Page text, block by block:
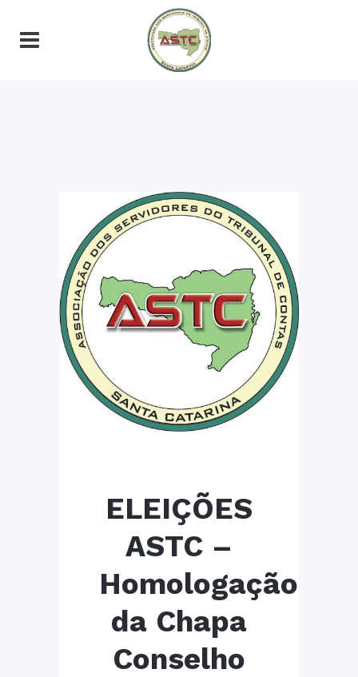
ELEIÇÕES
ASTC –
Homologação
da Chapa
Conselho